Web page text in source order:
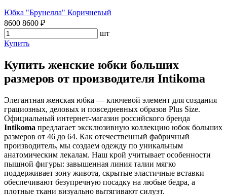
Юбка "Брунелла" Коричневый
8600 8600 ₽
шт
Купить
Купить женские юбки больших
размеров от производителя Intikoma
Элегантная женская юбка — ключевой элемент для создания
грациозных, деловых и повседневных образов Plus Size.
Официальный интернет-магазин российского бренда
Intikoma предлагает эксклюзивную коллекцию юбок больших
размеров от 46 до 64. Как отечественный фабричный
производитель, мы создаем одежду по уникальным
анатомическим лекалам. Наш крой учитывает особенности
пышной фигуры: завышенная линия талии мягко
поддерживает зону живота, скрытые эластичные вставки
обеспечивают безупречную посадку на любые бедра, а
плотные ткани визуально вытягивают силуэт.